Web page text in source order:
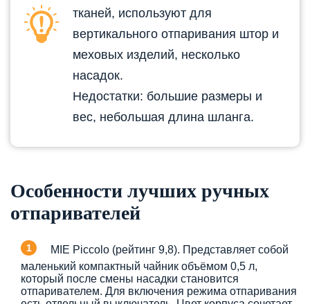
тканей, используют для
вертикального отпаривания штор и
меховых изделий, несколько
насадок.
Недостатки: большие размеры и
вес, небольшая длина шланга.
Особенности лучших ручных
отпаривателей
MIE Piccolo (рейтинг 9,8). Представляет собой
маленький компактный чайник объёмом 0,5 л,
который после смены насадки становится
отпаривателем. Для включения режима отпаривания